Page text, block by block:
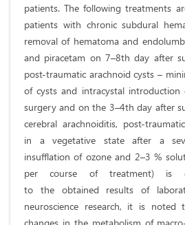
patients. The following treatments
patients with chronic subdural
removal of hematoma and
and piracetam on 7–8th day after
post-traumatic arachnoid cysts –
of cysts and intracystal
surgery and on the 3–4th day after
cerebral arachnoiditis, post-
in a vegetative state after a
insufflation of ozone and 2–3 %
per course of treatment) is
to the obtained results of
neuroscience research, it is
changes in the metabolism of